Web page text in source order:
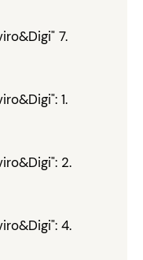
7.
1.
2.
4.